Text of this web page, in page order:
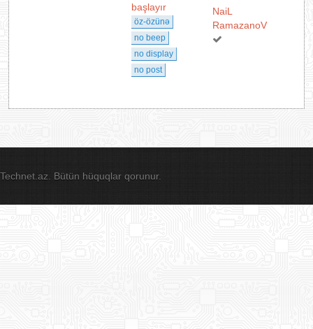
başlayır
öz-özünə
no beep
no display
no post
NaiL
RamazanoV
Technet.az. Bütün hüquqlar qorunur.